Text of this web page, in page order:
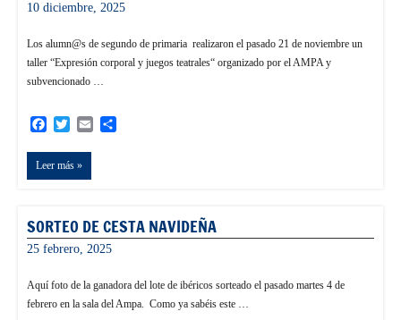
10 diciembre, 2025
Los alumn@s de segundo de primaria realizaron el pasado 21 de noviembre un
taller “Expresión corporal y juegos teatrales“ organizado por el AMPA y
subvencionado …
FacebookTwitterEmail
Leer más
SORTEO DE CESTA NAVIDEÑA
25 febrero, 2025
Aquí foto de la ganadora del lote de ibéricos sorteado el pasado martes 4 de
febrero en la sala del Ampa. Como ya sabéis este …